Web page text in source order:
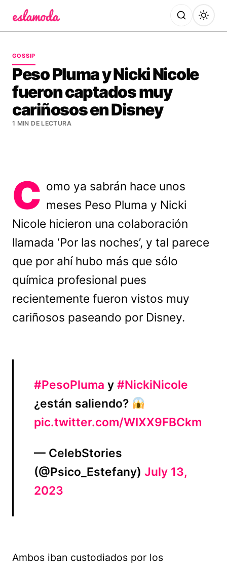
GOSSIP
Peso Pluma y Nicki Nicole
fueron captados muy
cariñosos en Disney
1 MIN DE LECTURA
C omo ya sabrán hace unos
meses Peso Pluma y Nicki
Nicole hicieron una colaboración
llamada ‘Por las noches’, y tal parece
que por ahí hubo más que sólo
química profesional pues
recientemente fueron vistos muy
cariñosos paseando por Disney.
#PesoPluma y #NickiNicole
¿están saliendo?
pic.twitter.com/WIXX9FBCkm
— CelebStories
(@Psico_Estefany) July 13,
2023
Ambos iban custodiados por los